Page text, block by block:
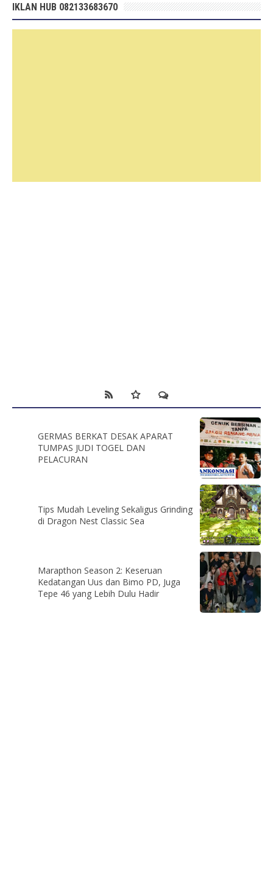
IKLAN HUB 082133683670
GERMAS BERKAT DESAK APARAT
TUMPAS JUDI TOGEL DAN
PELACURAN
Tips Mudah Leveling Sekaligus Grinding
di Dragon Nest Classic Sea
Marapthon Season 2: Keseruan
Kedatangan Uus dan Bimo PD, Juga
Tepe 46 yang Lebih Dulu Hadir